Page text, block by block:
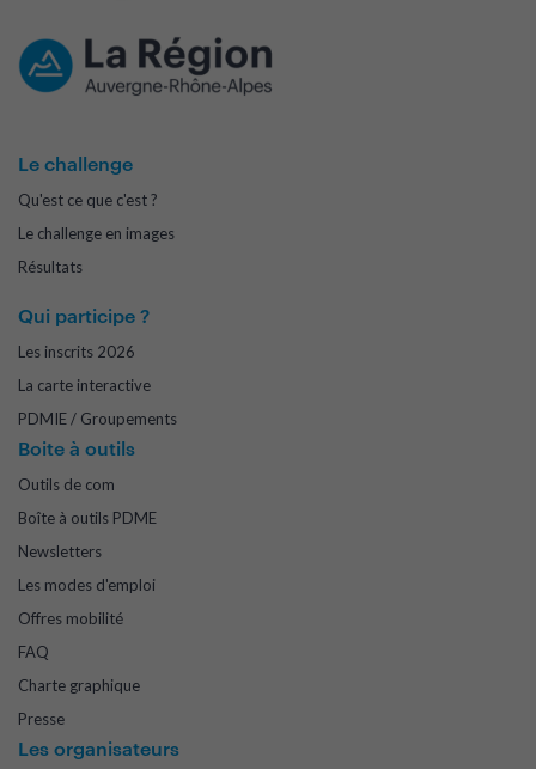
Le challenge
Qu'est ce que c'est ?
Le challenge en images
Résultats
Qui participe ?
Les inscrits 2026
La carte interactive
PDMIE / Groupements
Boite à outils
Outils de com
Boîte à outils PDME
Newsletters
Les modes d'emploi
Offres mobilité
FAQ
Charte graphique
Presse
Les organisateurs